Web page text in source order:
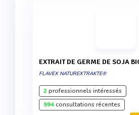
EXTRAIT DE GERME DE SOJA
FLAVEX NATUREXTRAKTE®
2professionnels intéressés
994consultations récentes